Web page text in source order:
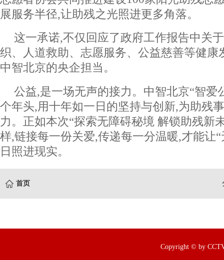
展服务半径,让助残之光照进更多角落。
这一承诺,不仅回应了政府工作报告中关
织、人道救助、志愿服务、公益慈善等健康
中智北京的央企担当。
公益,是一场无声的接力。中智北京“智爱
个年头,用十年如一日的坚持与创新,为助残
力。正如本次“探索无障碍秘境 解锁助残新
样,链接每一份关爱,传递每一分温暖,才能让
日照进现实。
首页
Copyright © by